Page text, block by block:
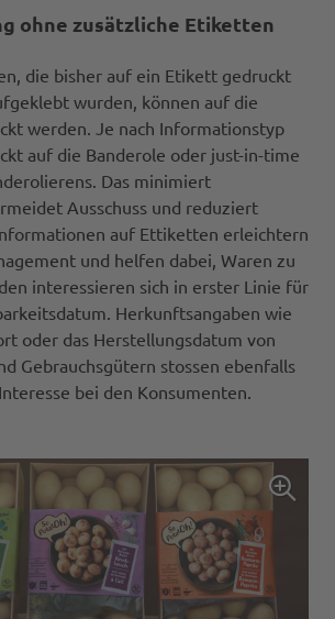
ohne zusätzliche Etiketten
die bisher auf ein Etikett gedruckt
wurden, können auf die
werden. Je nach Informationstyp
auf die Banderole oder just-in-time
Das minimiert
Ausschuss und reduziert
auf Ettiketten erleichtern
und helfen dabei, Waren zu
interessieren sich in erster Linie für
Herkunftsangaben wie
oder das Herstellungsdatum von
Gebrauchsgütern stossen ebenfalls
bei den Konsumenten.